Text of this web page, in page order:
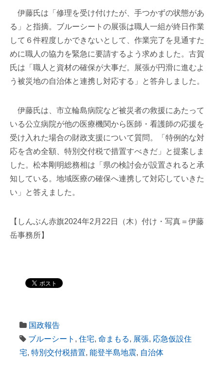
伊藤氏は「修理を受け付けたが、手つかずの状態があ
る」と指摘。ブルーシートの展張は職人一組が終日作業
して６件程度しかできないとして、作業完了を見通すた
めに職人の協力を緊急に要請するよう求めました。古賀
氏は「職人と資材の確保が大事だ。展張が円滑に進むよ
う被災地の自治体と連携し対応する」と答弁しました。
伊藤氏は、市立輪島病院など被災者の救援にあたって
いる公立病院が他の医療機関から医師・看護師の応援を
受け入れた場合の財政支援について質問。「特例的な対
応を含め全額、特別交付税で措置すべきだ」と提案しま
した。松本剛明総務相は「県の検討会が設置されると承
知している。地域医療の確保へ連携して対応していきた
い」と答えました。
【しんぶん赤旗2024年2月22日（木）付け・写真＝伊藤
岳事務所】
国政報告
ブルーシート , 住宅, 命まもる, 展張, 応急仮設住
宅, 特別交付税措置, 能登半島地震, 自治体